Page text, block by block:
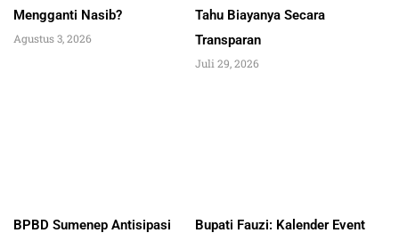
Mengganti Nasib?
Agustus 3, 2026
Tahu Biayanya Secara
Transparan
Juli 29, 2026
BPBD Sumenep Antisipasi
Bupati Fauzi: Kalender Event